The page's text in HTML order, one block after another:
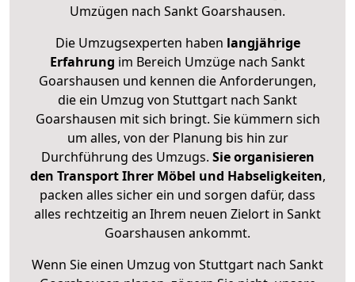
Umzügen nach Sankt Goarshausen.
Die Umzugsexperten haben langjährige
Erfahrung im Bereich Umzüge nach Sankt
Goarshausen und kennen die Anforderungen,
die ein Umzug von Stuttgart nach Sankt
Goarshausen mit sich bringt. Sie kümmern sich
um alles, von der Planung bis hin zur
Durchführung des Umzugs. Sie organisieren
den Transport Ihrer Möbel und Habseligkeiten,
packen alles sicher ein und sorgen dafür, dass
alles rechtzeitig an Ihrem neuen Zielort in Sankt
Goarshausen ankommt.
Wenn Sie einen Umzug von Stuttgart nach Sankt